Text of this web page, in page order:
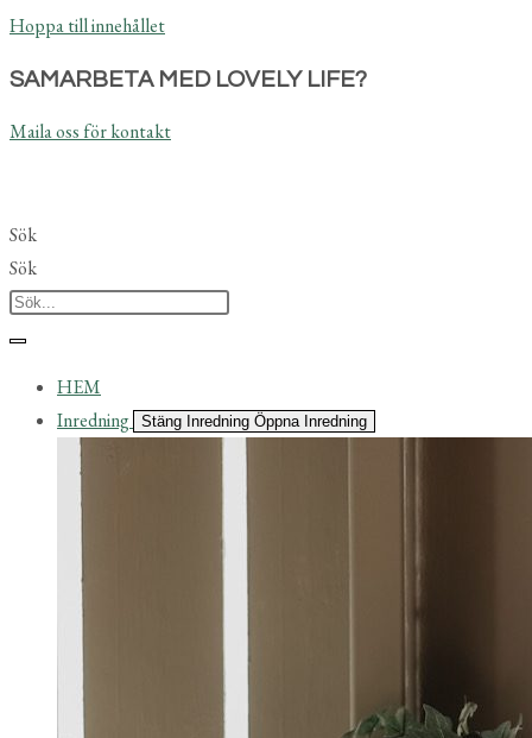
Hoppa till innehållet
SAMARBETA MED LOVELY LIFE?
Maila oss för kontakt
Sök
Sök
HEM
Inredning
Stäng Inredning Öppna Inredning